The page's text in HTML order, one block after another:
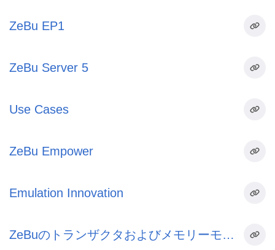
ZeBu EP1
ZeBu Server 5
Use Cases
ZeBu Empower
Emulation Innovation
ZeBuのトランザクタおよびメモリーモデ